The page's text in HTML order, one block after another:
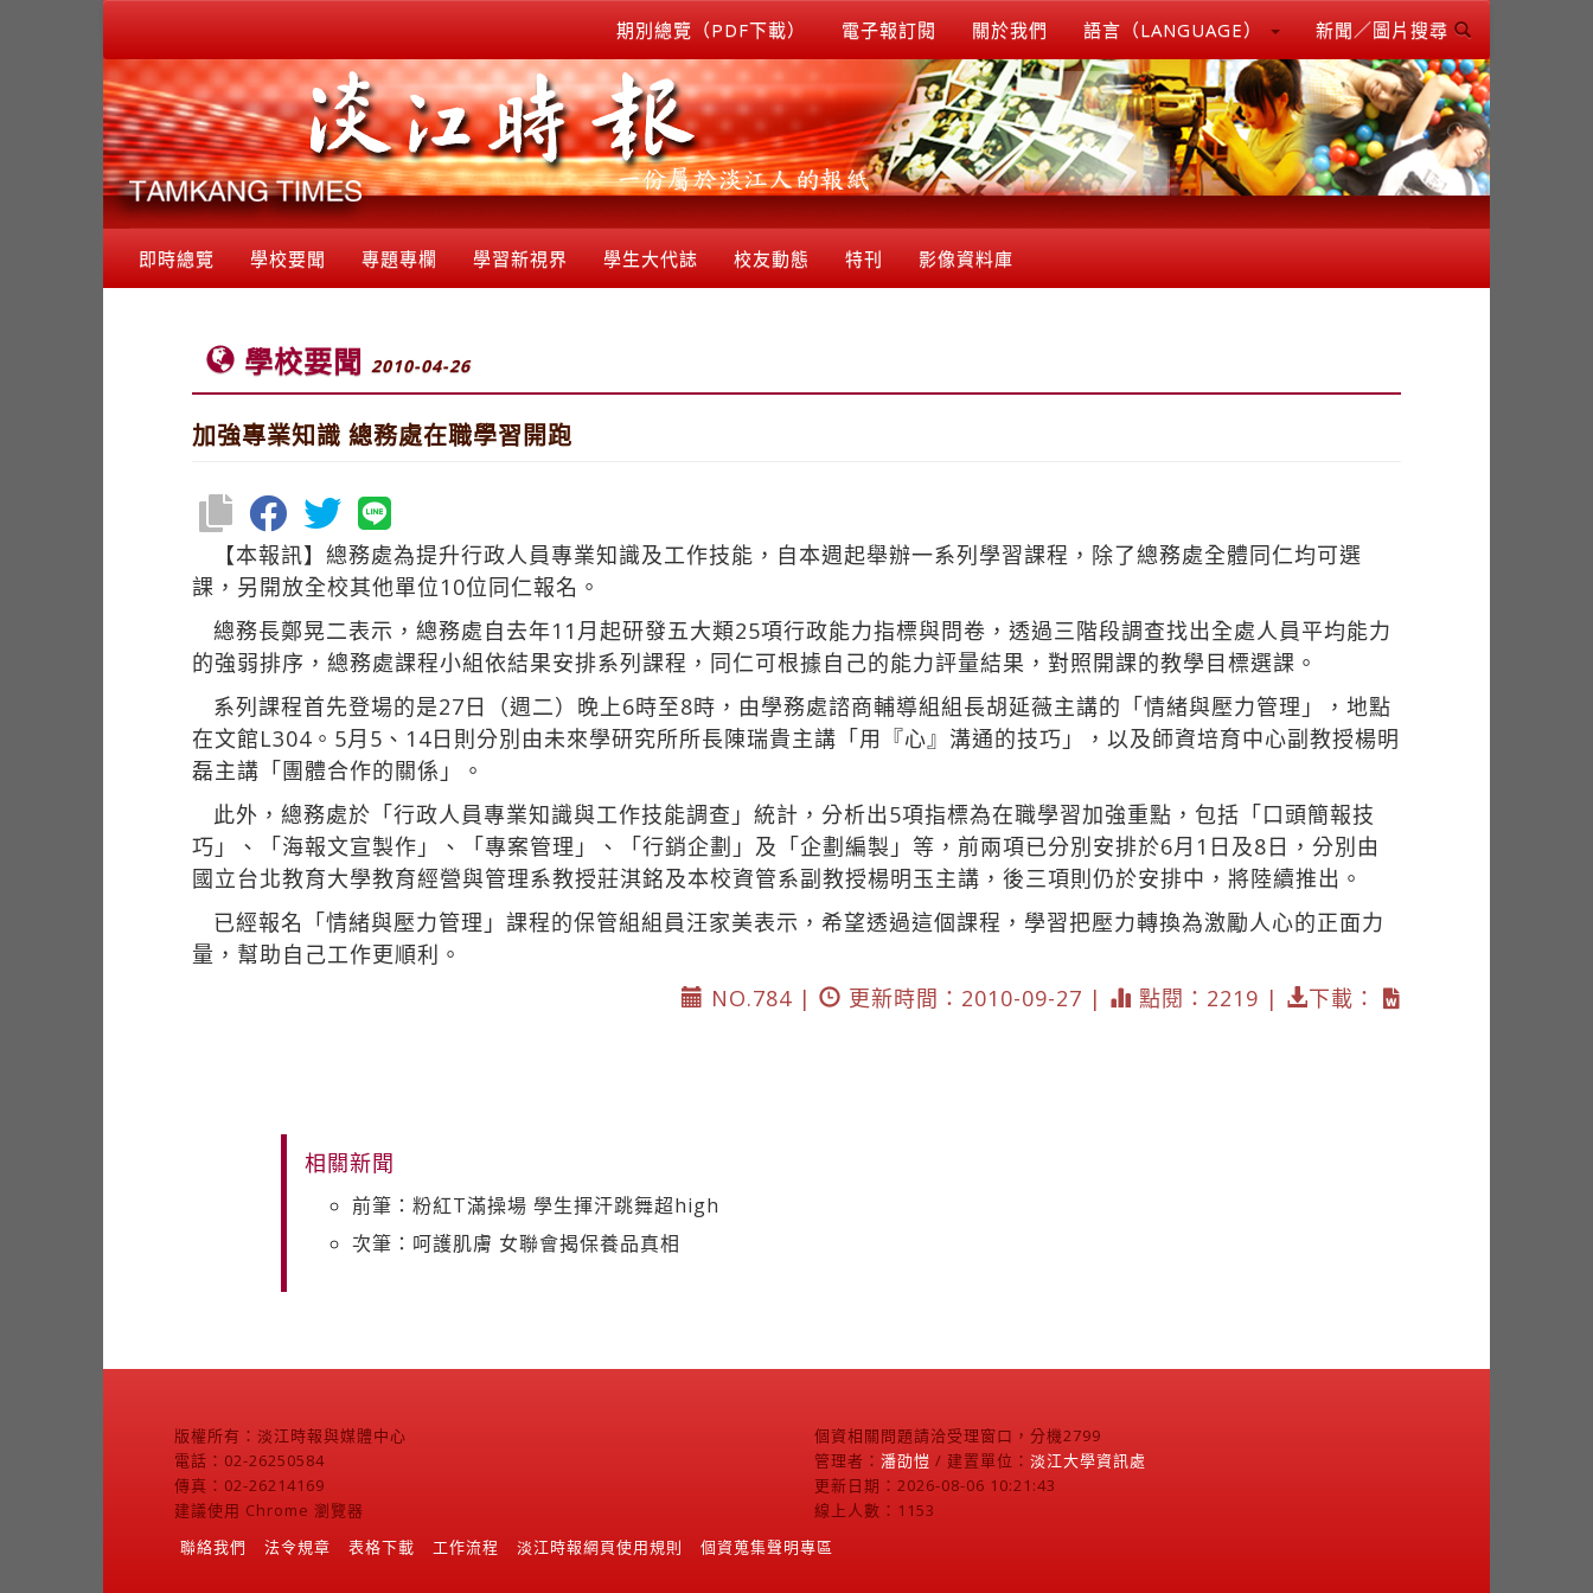
期別總覽（PDF下載） 電子報訂閱 關於我們 語言（LANGUAGE） 新聞／圖片搜尋
即時總覽 學校要聞 專題專欄 學習新視界 學生大代誌 校友動態 特刊 影像資料庫
學校要聞 2010-04-26
加強專業知識 總務處在職學習開跑
【本報訊】總務處為提升行政人員專業知識及工作技能，自本週起舉辦一系列學習課程，除了總務處全體同仁均可選
課，另開放全校其他單位10位同仁報名。
總務長鄭晃二表示，總務處自去年11月起研發五大類25項行政能力指標與問卷，透過三階段調查找出全處人員平均能力
的強弱排序，總務處課程小組依結果安排系列課程，同仁可根據自己的能力評量結果，對照開課的教學目標選課。
系列課程首先登場的是27日（週二）晚上6時至8時，由學務處諮商輔導組組長胡延薇主講的「情緒與壓力管理」，地點
在文館L304。5月5、14日則分別由未來學研究所所長陳瑞貴主講「用『心』溝通的技巧」，以及師資培育中心副教授楊明
磊主講「團體合作的關係」。
此外，總務處於「行政人員專業知識與工作技能調查」統計，分析出5項指標為在職學習加強重點，包括「口頭簡報技
巧」、「海報文宣製作」、「專案管理」、「行銷企劃」及「企劃編製」等，前兩項已分別安排於6月1日及8日，分別由
國立台北教育大學教育經營與管理系教授莊淇銘及本校資管系副教授楊明玉主講，後三項則仍於安排中，將陸續推出。
已經報名「情緒與壓力管理」課程的保管組組員汪家美表示，希望透過這個課程，學習把壓力轉換為激勵人心的正面力
量，幫助自己工作更順利。
NO.784 |
更新時間：2010-09-27 | 點閱：2219 | 下載：
相關新聞
前筆：粉紅T滿操場 學生揮汗跳舞超high
次筆：呵護肌膚 女聯會揭保養品真相
版權所有：淡江時報與媒體中心
電話：02-26250584
傳真：02-26214169
建議使用 Chrome 瀏覽器
個資相關問題請洽受理窗口，分機2799
管理者： 潘劭愷 / 建置單位： 淡江大學資訊處
更新日期：2026-08-06 10:21:43
線上人數：1153
聯絡我們
法令規章 表格下載 工作流程 淡江時報網頁使用規則 個資蒐集聲明專區